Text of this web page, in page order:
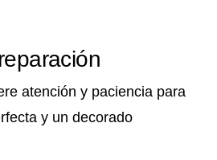
atención y paciencia para
y un decorado